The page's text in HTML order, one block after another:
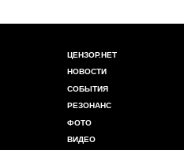
ЦЕНЗОР.НЕТ
НОВОСТИ
СОБЫТИЯ
РЕЗОНАНС
ФОТО
ВИДЕО